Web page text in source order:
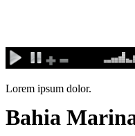
conteúdo
Lorem ipsum dolor.
Bahia